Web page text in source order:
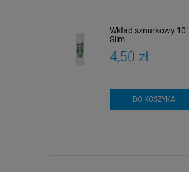
Wkład sznurkowy 10"
Slim
4,50 zł
DO KOSZYKA